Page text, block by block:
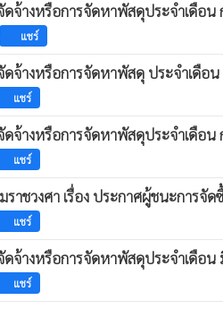
จ้างหรือการจัดหาพัสดุประจำเดือ
แชร์
จ้างหรือการจัดหาพัสดุ ประจำเดือ
แชร์
จ้างหรือการจัดหาพัสดุประจำเดือ
แชร์
าชวงศา เรื่อง ประกาศผู้ชนะการ
แชร์
จ้างหรือการจัดหาพัสดุประจำเดือ
แชร์